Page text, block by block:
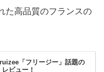
た高品質のフランスの
「フリージー」話題の
ビュー！